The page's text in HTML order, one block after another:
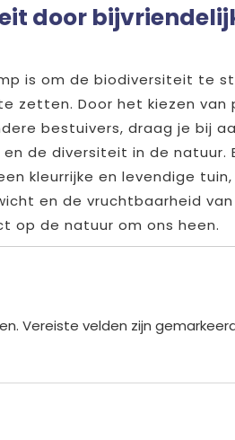
door
is om de biodiversiteit te
zetten. Door het kiezen van
bestuivers, draag je bij
de diversiteit in de natuur.
kleurrijke en levendige
en de vruchtbaarheid van
op de natuur om ons heen.
Vereiste velden zijn